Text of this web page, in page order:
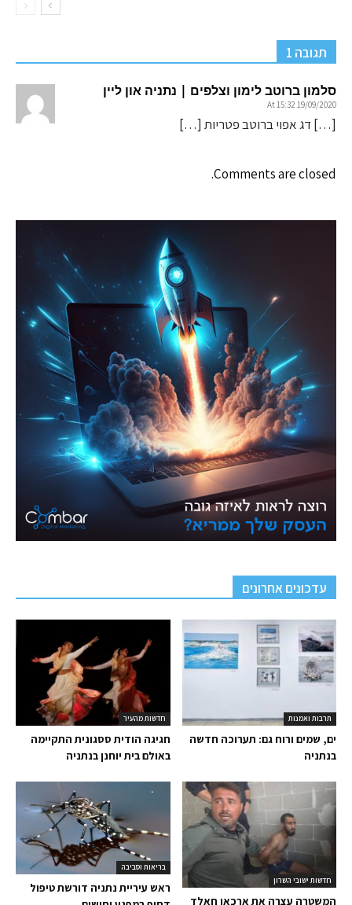
תגובה 1
סלמון ברוטב לימון וצלפים | נתניה און ליין
19/09/2020 At 15:32
[…] דג אפוי ברוטב פטריות […]
Comments are closed.
עדכונים אחרונים
חדשות מהעיר
חגיגה הודית ססגונית התקיימה
באולם בית יוחנן בנתניה
תרבות ואמנות
ים, שמים ורוח גם: תערוכה חדשה
בנתניה
בריאות וסביבה
ראש עיריית נתניה דורשת טיפול
חדשות ישובי השרון
המשטרה עצרה את ארכאן חאלד